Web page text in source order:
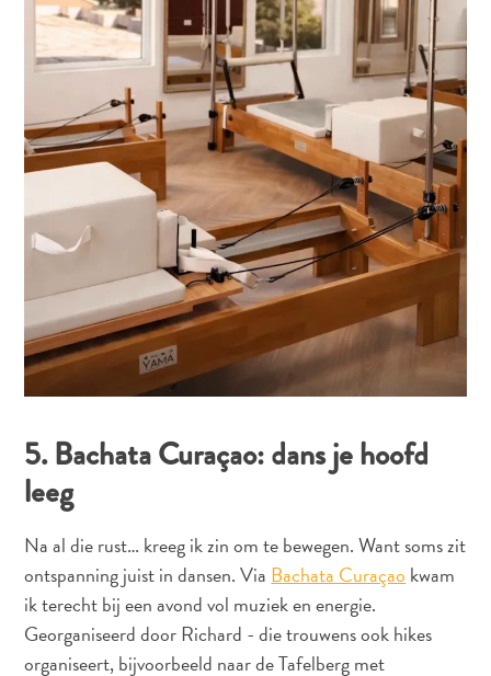
Geldautomaten
Fooien
Accommodatie
Activiteiten
Uit
Nachtleven
Cultuur
Toegankelijkheid
Internetverbinding
en
Mobiel
Telefoneren
Overig
Bruiloften
huwelijksreizen
immigratiekaart
N
5. Bachata Curaçao: dans je hoofd
leeg
Na al die rust… kreeg ik zin om te bewegen. Want soms zit
ontspanning juist in dansen. ViaBachata Curaçaokwam
ik terecht bij een avond vol muziek en energie.
Georganiseerd door Richard - die trouwens ook hikes
organiseert, bijvoorbeeld naar de Tafelberg met